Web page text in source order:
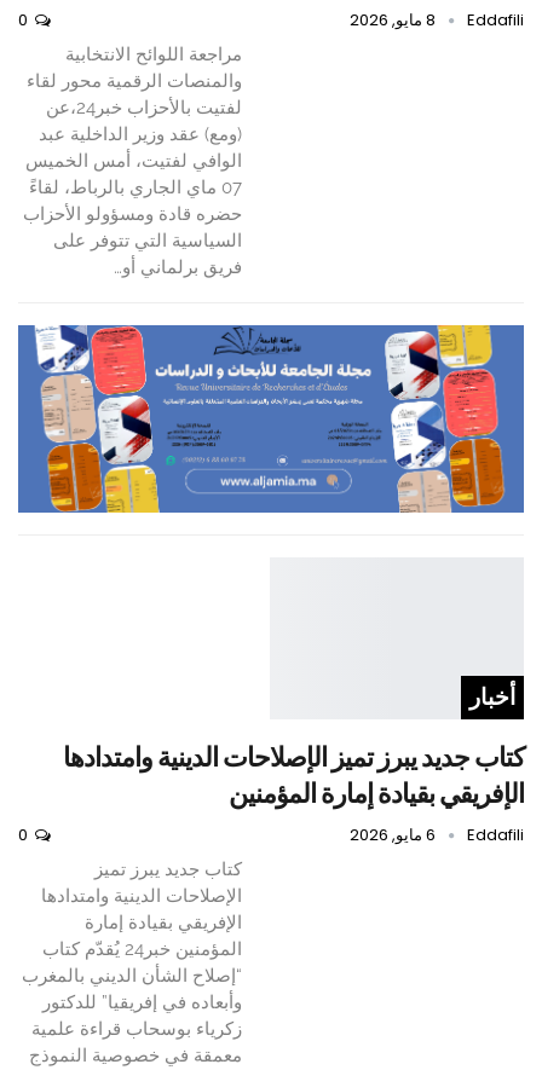
Eddafili 8 مايو, 2026
مراجعة اللوائح الانتخابية
والمنصات الرقمية محور لقاء
لفتيت بالأحزاب خبر24،عن
(ومع) عقد وزير الداخلية عبد
الوافي لفتيت، أمس الخميس
07 ماي الجاري بالرباط، لقاءً
حضره قادة ومسؤولو الأحزاب
السياسية التي تتوفر على
فريق برلماني أو…
أخبار
كتاب جديد يبرز تميز الإصلاحات الدينية وامتدادها
الإفريقي بقيادة إمارة المؤمنين
Eddafili 6 مايو, 2026
كتاب جديد يبرز تميز
الإصلاحات الدينية وامتدادها
الإفريقي بقيادة إمارة
المؤمنين خبر24 يُقدّم كتاب
“إصلاح الشأن الديني بالمغرب
وأبعاده في إفريقيا” للدكتور
زكرياء بوسحاب قراءة علمية
معمقة في خصوصية النموذج